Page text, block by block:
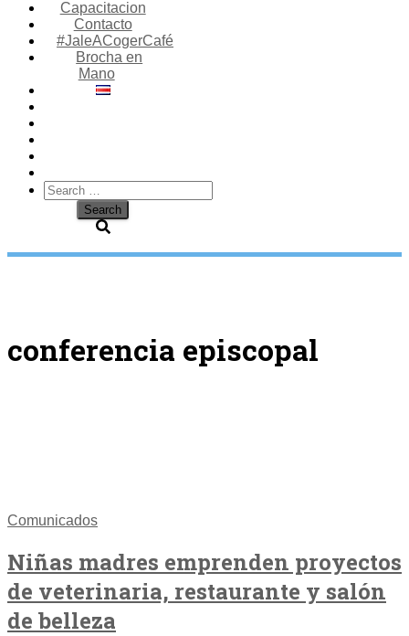
Capacitacion
Contacto
#JaleACogerCafé
Brocha en
Mano
Search
for:
conferencia episcopal
Comunicados
Niñas madres emprenden proyectos
de veterinaria, restaurante y salón
de belleza